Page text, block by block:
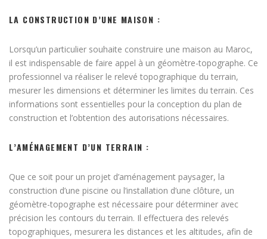
LA CONSTRUCTION D’UNE MAISON :
Lorsqu’un particulier souhaite construire une maison au Maroc,
il est indispensable de faire appel à un géomètre-topographe. Ce
professionnel va réaliser le relevé topographique du terrain,
mesurer les dimensions et déterminer les limites du terrain. Ces
informations sont essentielles pour la conception du plan de
construction et l’obtention des autorisations nécessaires.
L’AMÉNAGEMENT D’UN TERRAIN :
Que ce soit pour un projet d’aménagement paysager, la
construction d’une piscine ou l’installation d’une clôture, un
géomètre-topographe est nécessaire pour déterminer avec
précision les contours du terrain. Il effectuera des relevés
topographiques, mesurera les distances et les altitudes, afin de